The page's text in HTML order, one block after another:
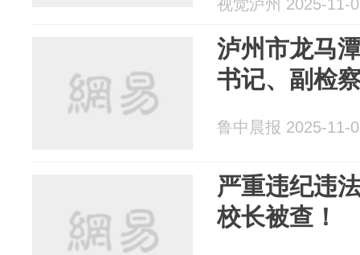
视觉泸州 2025-11-
泸州市龙马
书记、副检
鲁中晨报 2025-11-
严重违纪违
校长被查！